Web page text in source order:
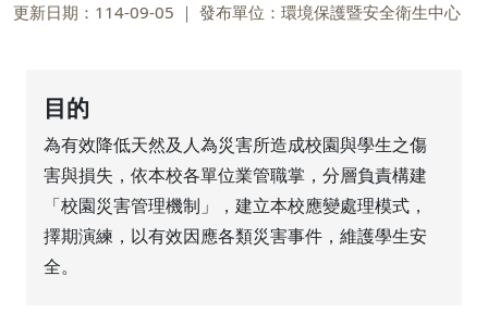
更新日期：114-09-05 發布單位：環境保護暨安全衛生中心
目的
為有效降低天然及人為災害所造成校園與學生之傷
害與損失，依本校各單位業管職掌，分層負責構建
「校園災害管理機制」，建立本校應變處理模式，
擇期演練，以有效因應各類災害事件，維護學生安
全。